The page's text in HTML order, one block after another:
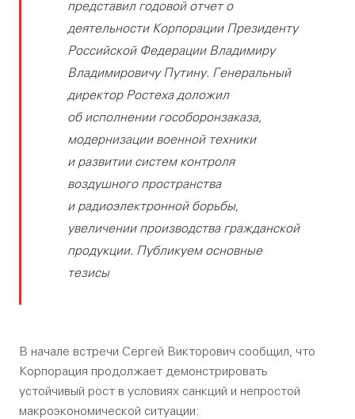
представил годовой отчет о
деятельности Корпорации Президенту
Российской Федерации Владимиру
Владимировичу Путину. Генеральный
директор Ростеха доложил
об исполнении гособоронзаказа,
модернизации военной техники
и развитии систем контроля
воздушного пространства
и радиоэлектронной борьбы,
увеличении производства гражданской
продукции. Публикуем основные
тезисы
В начале встречи Сергей Викторович сообщил, что
Корпорация продолжает демонстрировать
устойчивый рост в условиях санкций и непростой
макроэкономической ситуации: